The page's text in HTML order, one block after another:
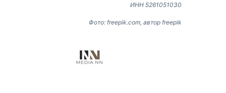
ИНН 5261051030
Фото: freepik.com, автор freepik